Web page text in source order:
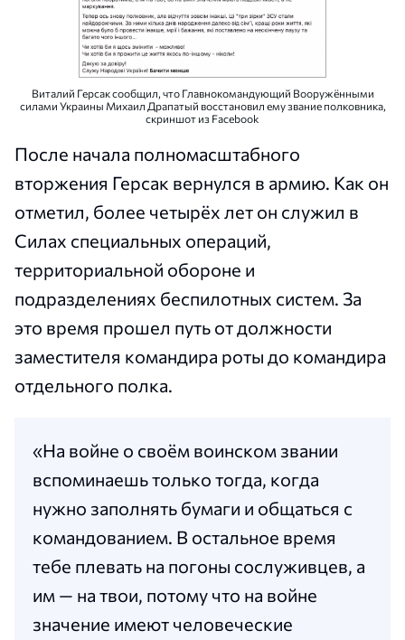
Виталий Герсак сообщил, что Главнокомандующий Вооружёнными
силами Украины Михаил Драпатый восстановил ему звание полковника,
скриншот из Facebook
После начала полномасштабного
вторжения Герсак вернулся в армию. Как он
отметил, более четырёх лет он служил в
Силах специальных операций,
территориальной обороне и
подразделениях беспилотных систем. За
это время прошел путь от должности
заместителя командира роты до командира
отдельного полка.
«На войне о своём воинском звании
вспоминаешь только тогда, когда
нужно заполнять бумаги и общаться с
командованием. В остальное время
тебе плевать на погоны сослуживцев, а
им — на твои, потому что на войне
значение имеют человеческие